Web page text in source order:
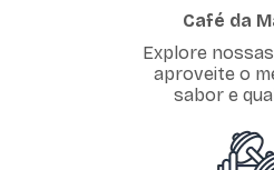
Café da
Explore
aproveite o
sabor e